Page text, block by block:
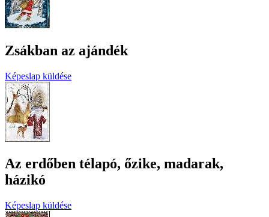
Zsákban az ajándék
Képeslap küldése
Az erdőben télapó, őzike, madarak,
házikó
Képeslap küldése